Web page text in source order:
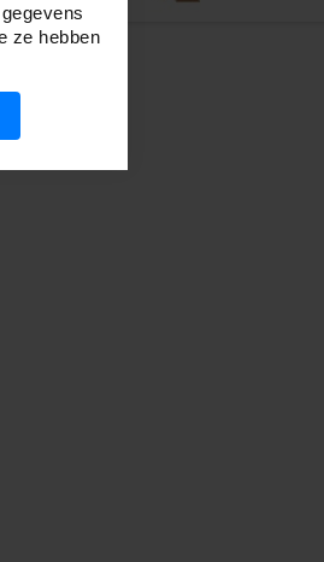
ze hebben